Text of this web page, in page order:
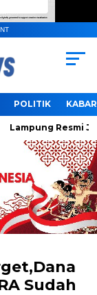
POLITIK
Resmi Jadi
Sudah